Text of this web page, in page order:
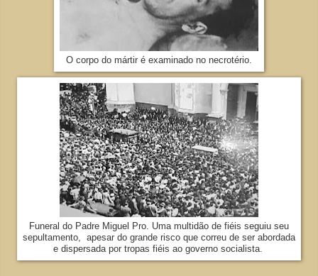
O corpo do mártir é examinado no necrotério.
Funeral do Padre Miguel Pro. Uma multidão de fiéis seguiu seu
sepultamento, apesar do grande risco que correu de ser abordada
e dispersada por tropas fiéis ao governo socialista.